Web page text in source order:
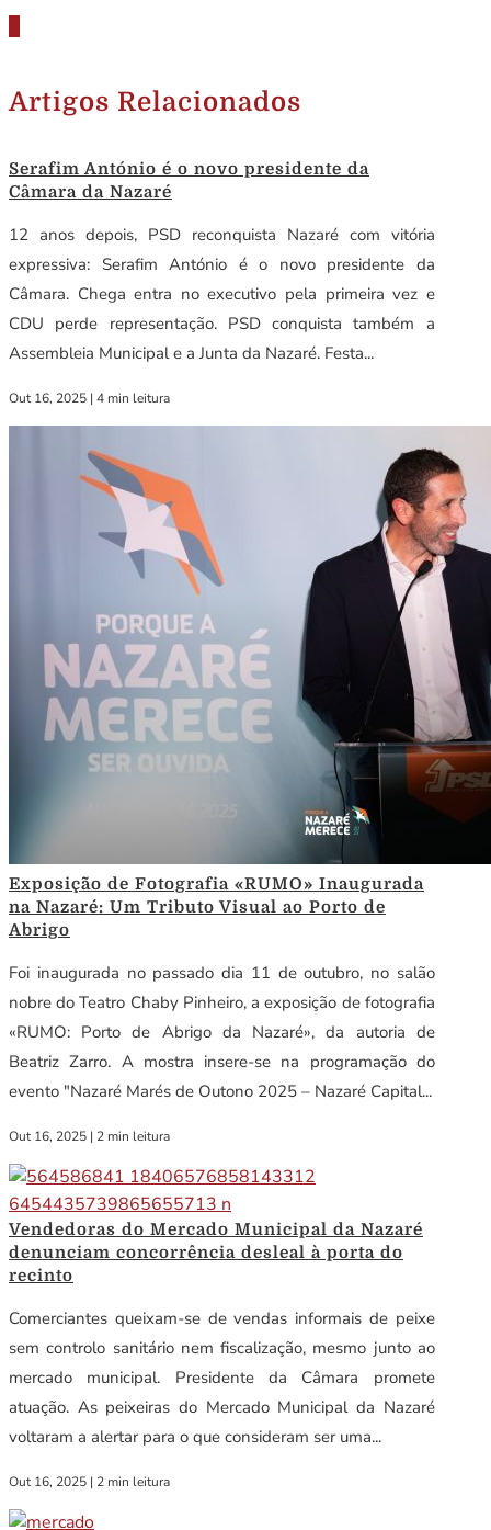
Artigos Relacionados
Serafim António é o novo presidente da
Câmara da Nazaré
12 anos depois, PSD reconquista Nazaré com vitória
expressiva: Serafim António é o novo presidente da
Câmara. Chega entra no executivo pela primeira vez e
CDU perde representação. PSD conquista também a
Assembleia Municipal e a Junta da Nazaré. Festa...
Out 16, 2025 | 4 min leitura
Exposição de Fotografia «RUMO» Inaugurada
na Nazaré: Um Tributo Visual ao Porto de
Abrigo
Foi inaugurada no passado dia 11 de outubro, no salão
nobre do Teatro Chaby Pinheiro, a exposição de fotografia
«RUMO: Porto de Abrigo da Nazaré», da autoria de
Beatriz Zarro. A mostra insere-se na programação do
evento "Nazaré Marés de Outono 2025 – Nazaré Capital...
Out 16, 2025 | 2 min leitura
Vendedoras do Mercado Municipal da Nazaré
denunciam concorrência desleal à porta do
recinto
Comerciantes queixam-se de vendas informais de peixe
sem controlo sanitário nem fiscalização, mesmo junto ao
mercado municipal. Presidente da Câmara promete
atuação. As peixeiras do Mercado Municipal da Nazaré
voltaram a alertar para o que consideram ser uma...
Out 16, 2025 | 2 min leitura